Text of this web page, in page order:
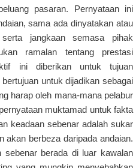
pasaran. Pernyataan ini
sama ada dinyatakan atau
jangkaan semasa pihak
ramalan tentang prestasi
ini diberikan untuk tujuan
untuk dijadikan sebagai
harap oleh mana-mana pelabur
muktamad untuk fakta
keadaan sebenar adalah sukar
akan berbeza daripada andaian.
sebenar berada di luar kawalan